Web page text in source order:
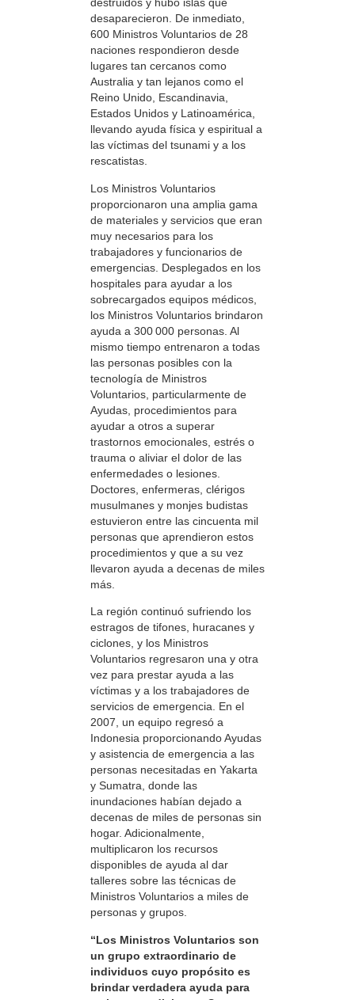
destruidos y hubo islas que
desaparecieron. De inmediato,
600 Ministros Voluntarios de 28
naciones respondieron desde
lugares tan cercanos como
Australia y tan lejanos como el
Reino Unido, Escandinavia,
Estados Unidos y Latinoamérica,
llevando ayuda física y espiritual a
las víctimas del tsunami y a los
rescatistas.
Los Ministros Voluntarios
proporcionaron una amplia gama
de materiales y servicios que eran
muy necesarios para los
trabajadores y funcionarios de
emergencias. Desplegados en los
hospitales para ayudar a los
sobrecargados equipos médicos,
los Ministros Voluntarios brindaron
ayuda a 300 000 personas. Al
mismo tiempo entrenaron a todas
las personas posibles con la
tecnología de Ministros
Voluntarios, particularmente de
Ayudas, procedimientos para
ayudar a otros a superar
trastornos emocionales, estrés o
trauma o aliviar el dolor de las
enfermedades o lesiones.
Doctores, enfermeras, clérigos
musulmanes y monjes budistas
estuvieron entre las cincuenta mil
personas que aprendieron estos
procedimientos y que a su vez
llevaron ayuda a decenas de miles
más.
La región continuó sufriendo los
estragos de tifones, huracanes y
ciclones, y los Ministros
Voluntarios regresaron una y otra
vez para prestar ayuda a las
víctimas y a los trabajadores de
servicios de emergencia. En el
2007, un equipo regresó a
Indonesia proporcionando Ayudas
y asistencia de emergencia a las
personas necesitadas en Yakarta
y Sumatra, donde las
inundaciones habían dejado a
decenas de miles de personas sin
hogar. Adicionalmente,
multiplicaron los recursos
disponibles de ayuda al dar
talleres sobre las técnicas de
Ministros Voluntarios a miles de
personas y grupos.
“Los Ministros Voluntarios son
un grupo extraordinario de
individuos cuyo propósito es
brindar verdadera ayuda para